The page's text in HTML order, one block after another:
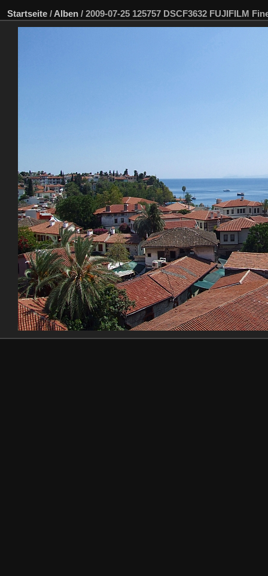
Startseite / Alben / 2009-07-25 125757 DSCF3632 FUJIFILM